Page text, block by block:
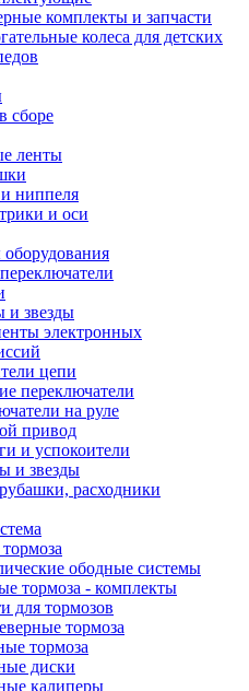
комплекты и запчасти
колеса для детских
сборе
ленты
ниппеля
и оси
и звезды
электронных
цепи
переключатели
на руле
привод
и успокоители
и звезды
расходники
ободные системы
тормоза - комплекты
для тормозов
тормоза
тормоза
диски
калиперы